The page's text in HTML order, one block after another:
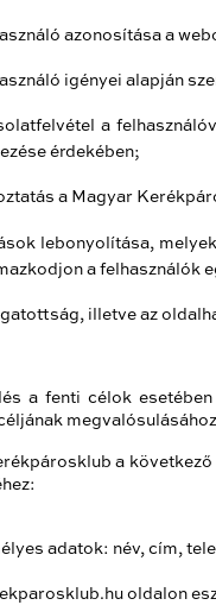
azonosítása a
igényei alapján
a
érdekében;
a Magyar
lebonyolítása,
a felhasználók
illetve az
a fenti célok
a
adatok: név, cím,
oldalon